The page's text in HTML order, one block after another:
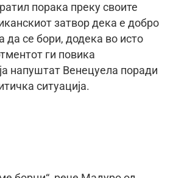
порака преку своите
затвор дека е добро
да се бори, додека во исто
ги повика
напуштат Венецуела поради
ситуација.